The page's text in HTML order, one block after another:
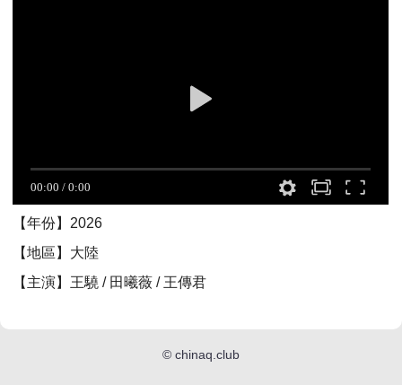
【年份】2026
【地區】大陸
【主演】王驍 / 田曦薇 / 王傳君
© chinaq.club